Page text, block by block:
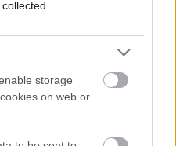
storage
on web or
által felkarolt
a mozik a korábban
futott alkotást,